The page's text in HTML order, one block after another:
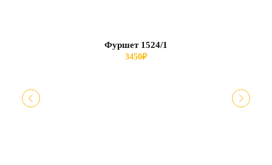
Фуршет 1524/1
3450₽